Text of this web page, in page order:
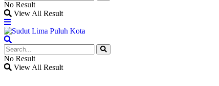
No Result
View All Result
No Result
View All Result